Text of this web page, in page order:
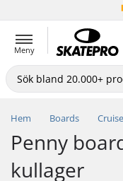
Meny
Hem Boards
Penny
kullager